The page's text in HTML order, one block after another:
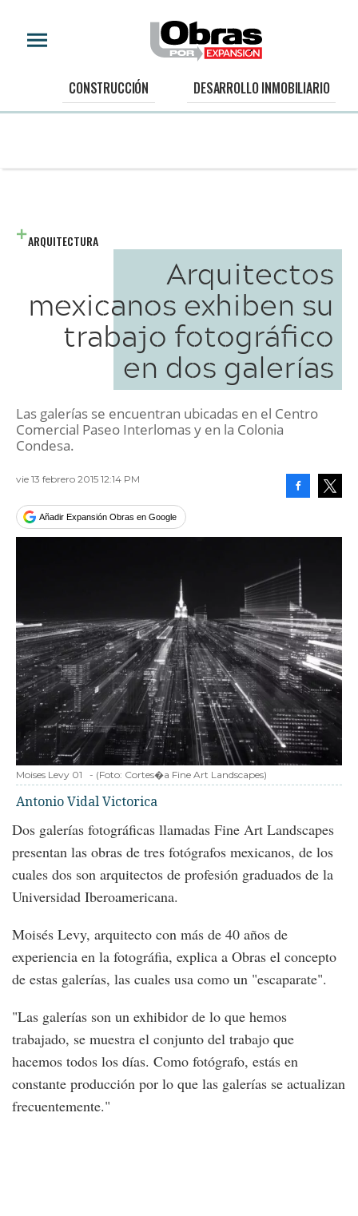
CONSTRUCCIÓN DESARROLLO INMOBILIARIO
ARQUITECTURA
Arquitectos
mexicanos exhiben su
trabajo fotográfico
en dos galerías
Las galerías se encuentran ubicadas en el Centro
Comercial Paseo Interlomas y en la Colonia
Condesa.
vie 13 febrero 2015 12:14 PM
Añadir Expansión Obras en Google
Moises Levy 01 - (Foto: Cortes�a Fine Art Landscapes)
Antonio Vidal Victorica
Dos galerías fotográficas llamadas Fine Art Landscapes
presentan las obras de tres fotógrafos mexicanos, de los
cuales dos son arquitectos de profesión graduados de la
Universidad Iberoamericana.
Moisés Levy, arquitecto con más de 40 años de
experiencia en la fotográfia, explica a Obras el concepto
de estas galerías, las cuales usa como un "escaparate".
"Las galerías son un exhibidor de lo que hemos
trabajado, se muestra el conjunto del trabajo que
hacemos todos los días. Como fotógrafo, estás en
constante producción por lo que las galerías se actualizan
frecuentemente."